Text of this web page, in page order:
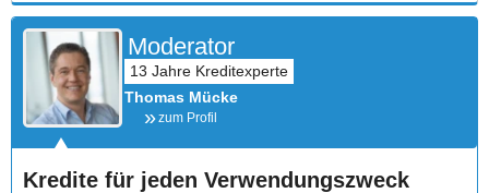
Moderator
Thomas Mücke
zum Profil
Kredite für jeden Verwendungszweck